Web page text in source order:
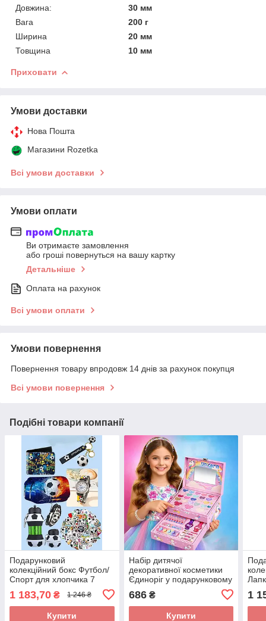
Довжина:
30 мм
Вага
200 г
Ширина
20 мм
Товщина
10 мм
Приховати
Умови доставки
Нова Пошта
Магазини Rozetka
Всі умови доставки
Умови оплати
Ви отримаєте замовлення
або гроші повернуться на вашу картку
Детальніше
Оплата на рахунок
Всі умови оплати
Умови повернення
Повернення товару впродовж 14 днів за рахунок покупця
Всі умови повернення
Подібні товари компанії
Подарунковий
колекційний бокс Футбол/
Спорт для хлопчика 7
годинник, пенал, брелок,
гаманець, наклейки,
1 183,70 ₴ 1 246 ₴
Купити
Набір дитячої
декоративної косметики
Єдиноріг у подарунковому
створення макіяжу та
манікюру, 20*15,5 см, ро
686₴
Купити
1